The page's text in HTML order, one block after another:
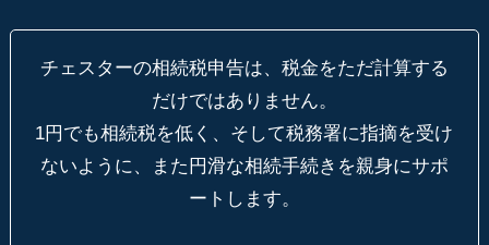
チェスターの相続税申告は、税金をただ計算する
だけではありません。
1円でも相続税を低く、そして税務署に指摘を受け
ないように、
また円滑な相続手続きを親身にサポ
ートします。